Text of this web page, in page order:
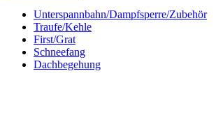
Unterspannbahn/Dampfsperre/Zubehör
Traufe/Kehle
First/Grat
Schneefang
Dachbegehung